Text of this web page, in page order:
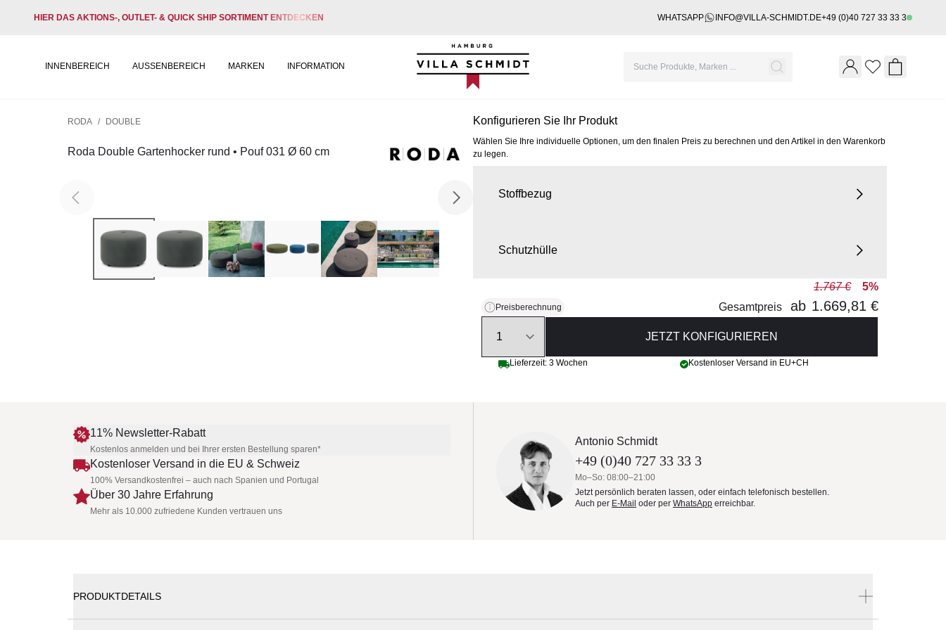
HIER DAS AKTIONS-, OUTLET- & QUICK SHIP SORTIMENT ENTDECKEN WHATSAPP INFO@VILLA-SCHMIDT.DE+49 (0)40 727 33 33 3
INNENBEREICH AUSSENBEREICH MARKEN INFORMATION
Villa Schmidt
Wishlist
RODA / DOUBLE
Roda Double Gartenhocker rund • Pouf 031 Ø 60 cm
Konfigurieren Sie Ihr Produkt
Wählen Sie Ihre individuelle Optionen, um den finalen Preis zu berechnen und den Artikel in den Warenkorb
zu legen.
Stoffbezug
Schutzhülle
Preisberechnung
1.767 €
5%
Gesamtpreis
ab 1.669,81 €
JETZT KONFIGURIEREN
Lieferzeit: 3 Wochen Kostenloser Versand in EU+CH
11% Newsletter-Rabatt
Kostenlos anmelden und bei Ihrer ersten Bestellung sparen*
Kostenloser Versand in die EU & Schweiz
100% Versandkostenfrei – auch nach Spanien und Portugal
Über 30 Jahre Erfahrung
Mehr als 10.000 zufriedene Kunden vertrauen uns
Antonio Schmidt
+49 (0)40 727 33 33 3
Mo–So: 08:00–21:00
Jetzt persönlich beraten lassen, oder einfach telefonisch bestellen.
Auch per E-Mail oder per WhatsApp erreichbar.
PRODUKTDETAILS